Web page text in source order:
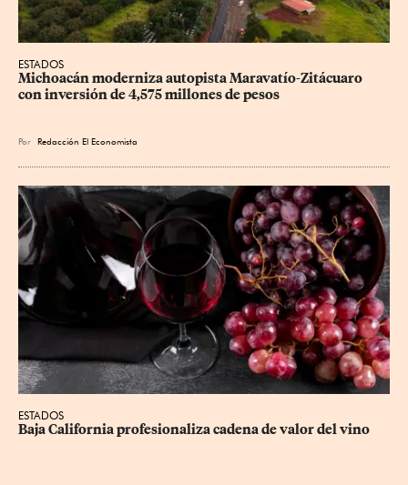
ESTADOS
Michoacán moderniza autopista Maravatío-Zitácuaro
con inversión de 4,575 millones de pesos
Por Redacción El Economista
ESTADOS
Baja California profesionaliza cadena de valor del vino